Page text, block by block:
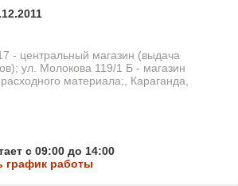
- центральный магазин (выдача
ул. Молокова 119/1 Б - магазин
материала;, Караганда,
с 09:00 до 14:00
график работы